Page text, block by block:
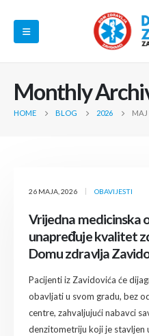
Monthly
HOME BLOG 2026 MAJ
26 MAJA, 2026 OBAVIJESTI
Vrijedna medicinska
unapređuje kvalitet
Domu zdravlja
Pacijenti iz Zavidovića će
obavljati u svom gradu, bez
centre, zahvaljujući nabavci
denzitometriju koji je stavljen